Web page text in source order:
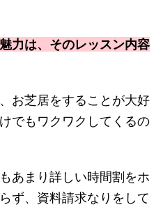
力は、そのレッスン内容
お芝居をすることが大好
でもワクワクしてくるの
あまり詳しい時間割をホ
ず、資料請求なりをして